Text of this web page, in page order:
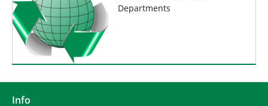
Departments
Info